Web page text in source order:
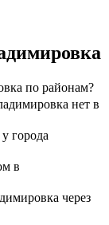
по районам?
нет в
города
в
через